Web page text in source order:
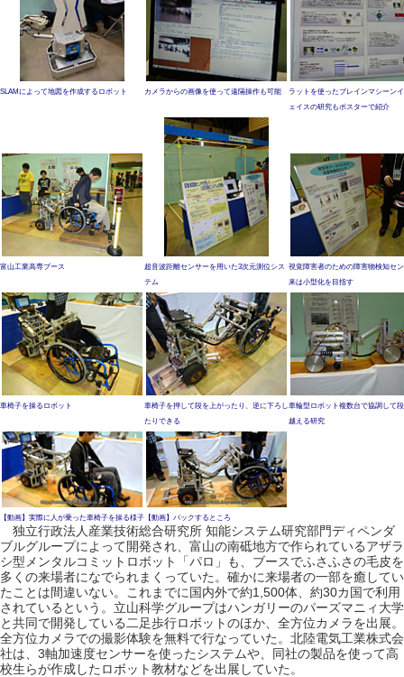
SLAMによって地図を作成するロボット カメラからの画像を使って遠隔操作も可能
ラットを使ったブレインマシーン
ェイスの研究もポスターで紹介
富山工業高専ブース
超音波距離センサーを用いた3次元測位シス
テム
視覚障害者のための障害物検知セ
来は小型化を目指す
車椅子を操るロボット
車椅子を押して段を上がったり、逆に下ろし
たりできる
車輪型ロボット複数台で協調して
越える研究
【動画】実際に人が乗った車椅子を操る様子 【動画】バックするところ
独立行政法人産業技術総合研究所 知能システム研究部門ディペンダ
ブルグループによって開発され、富山の南砥地方で作られているアザラ
シ型メンタルコミットロボット「パロ」も、ブースでふさふさの毛皮を
多くの来場者になでられまくっていた。確かに来場者の一部を癒してい
たことは間違いない。これまでに国内外で約1,500体、約30カ国で利用
されているという。立山科学グループはハンガリーのパーズマニィ大学
と共同で開発している二足歩行ロボットのほか、全方位カメラを出展。
全方位カメラでの撮影体験を無料で行なっていた。北陸電気工業株式会
社は、3軸加速度センサーを使ったシステムや、同社の製品を使って高
校生らが作成したロボット教材などを出展していた。